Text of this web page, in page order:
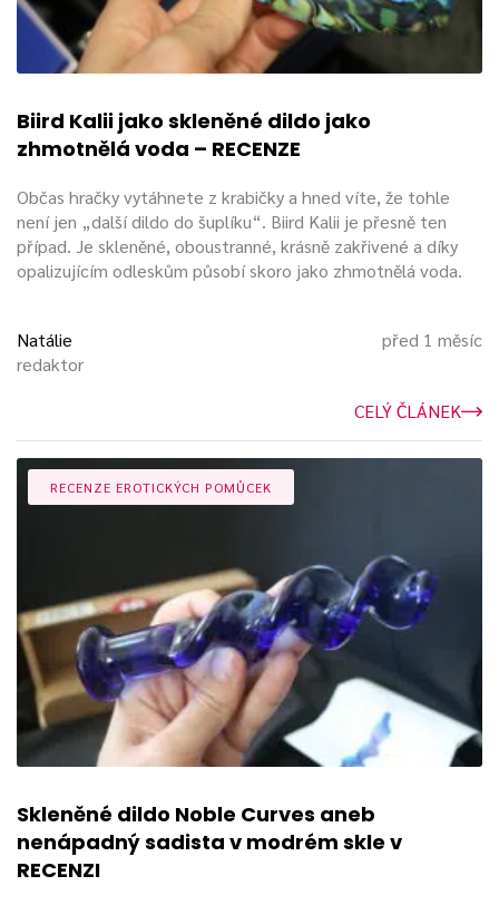
Jaké jsou výhody a nevýhody dalších
druhů? Více vědíAlyaPetr:
Biird Kalii jako skleněné dildo jako
zhmotnělá voda – RECENZE
Občas hračky vytáhnete z krabičky a hned víte, že tohle
není jen „další dildo do šuplíku“. Biird Kalii je přesně ten
případ. Je skleněné, oboustranné, krásně zakřivené a díky
opalizujícím odleskům působí skoro jako zhmotnělá voda.
Natálie
redaktor
před 1 měsíc
CELÝ ČLÁNEK
RECENZE EROTICKÝCH POMŮCEK
Skleněné dildo Noble Curves aneb
nenápadný sadista v modrém skle v
RECENZI